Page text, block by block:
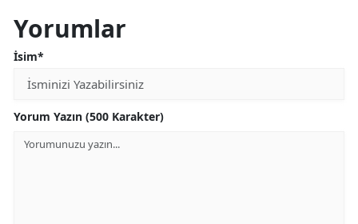
Yorumlar
İsim*
Yorum Yazın (500 Karakter)